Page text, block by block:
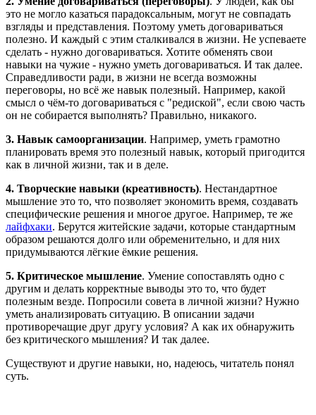
это не могло казаться парадоксальным, могут не совпадать
взгляды и представления. Поэтому уметь договариваться
полезно. И каждый с этим сталкивался в жизни. Не успеваете
сделать - нужно договариваться. Хотите обменять свои
навыки на чужие - нужно уметь договариваться. И так далее.
Справедливости ради, в жизни не всегда возможны
переговоры, но всё же навык полезный. Например, какой
смысл о чём-то договариваться с "редиской", если свою часть
он не собирается выполнять? Правильно, никакого.
3. Навык самоорганизации. Например, уметь грамотно
планировать время это полезный навык, который пригодится
как в личной жизни, так и в деле.
4. Творческие навыки (креативность). Нестандартное
мышление это то, что позволяет экономить время, создавать
специфические решения и многое другое. Например, те же
лайфхаки. Берутся житейские задачи, которые стандартным
образом решаются долго или обременительно, и для них
придумываются лёгкие ёмкие решения.
5. Критическое мышление. Умение сопоставлять одно с
другим и делать корректные выводы это то, что будет
полезным везде. Попросили совета в личной жизни? Нужно
уметь анализировать ситуацию. В описании задачи
противоречащие друг другу условия? А как их обнаружить
без критического мышления? И так далее.
Существуют и другие навыки, но, надеюсь, читатель понял
суть.